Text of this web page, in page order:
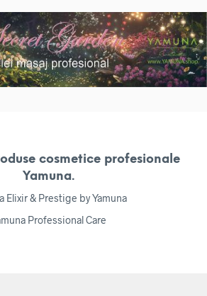
cosmetice profesionale
Yamuna.
Elixir & Prestige by Yamuna
Professional Care